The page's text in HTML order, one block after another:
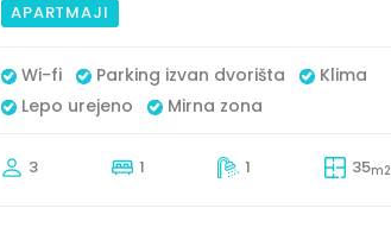
APARTMAJI
Wi-fi Parking izvan dvorišta
Klima
Lepo urejeno
Mirna zona
3 1 1 35m2